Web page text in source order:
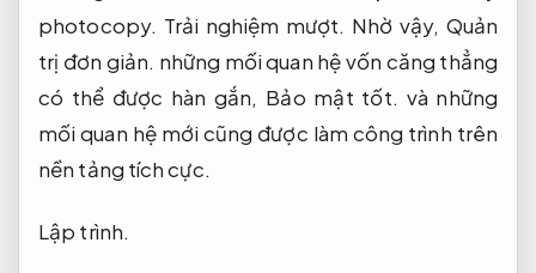
photocopy. Trải nghiệm mượt. Nhờ vậy, Quản
trị đơn giản. những mối quan hệ vốn căng thẳng
có thể được hàn gắn, Bảo mật tốt. và những
mối quan hệ mới cũng được làm công trình trên
nền tảng tích cực.
Lập trình.